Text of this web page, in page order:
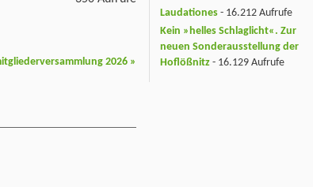
2026 »
Laudationes - 16.212 Aufrufe
Kein »helles Schlaglicht«. Zur
neuen Sonderausstellung der
Hoflößnitz - 16.129 Aufrufe